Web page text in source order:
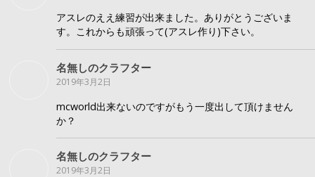
アスレのええ練習が出来ました。ありがとうございま
す。これからも頑張って(アスレ作り)下さい。
名無しのクラフター
2019年3月2日
mcworld出来ないのですがもう一度出して頂けません
か？
名無しのクラフター
2019年3月2日